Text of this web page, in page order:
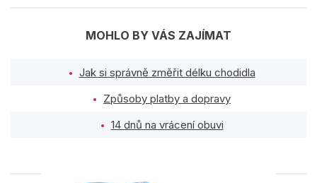
MOHLO BY VÁS ZAJÍMAT
Jak si správně změřit délku chodidla
Způsoby platby a dopravy
14 dnů na vrácení obuvi